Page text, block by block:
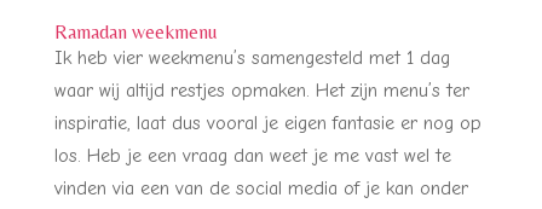
Ramadan weekmenu
Ik heb vier weekmenu’s samengesteld met 1 dag
waar wij altijd restjes opmaken. Het zijn menu’s ter
inspiratie, laat dus vooral je eigen fantasie er nog op
los. Heb je een vraag dan weet je me vast wel te
vinden via een van de social media of je kan onder